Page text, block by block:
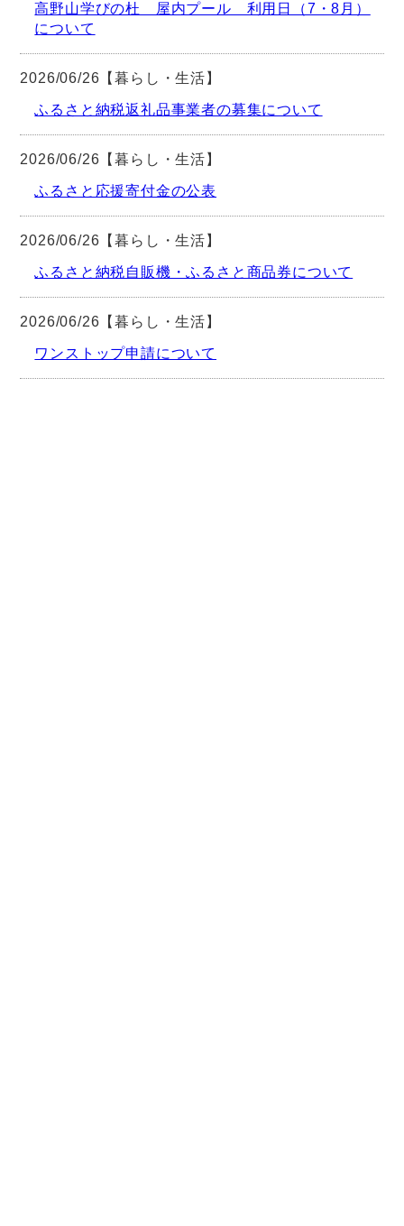
高野山学びの杜 屋内プール 利用日（7・8月）
について
2026/06/26【暮らし・生活】
ふるさと納税返礼品事業者の募集について
2026/06/26【暮らし・生活】
ふるさと応援寄付金の公表
2026/06/26【暮らし・生活】
ふるさと納税自販機・ふるさと商品券について
2026/06/26【暮らし・生活】
ワンストップ申請について